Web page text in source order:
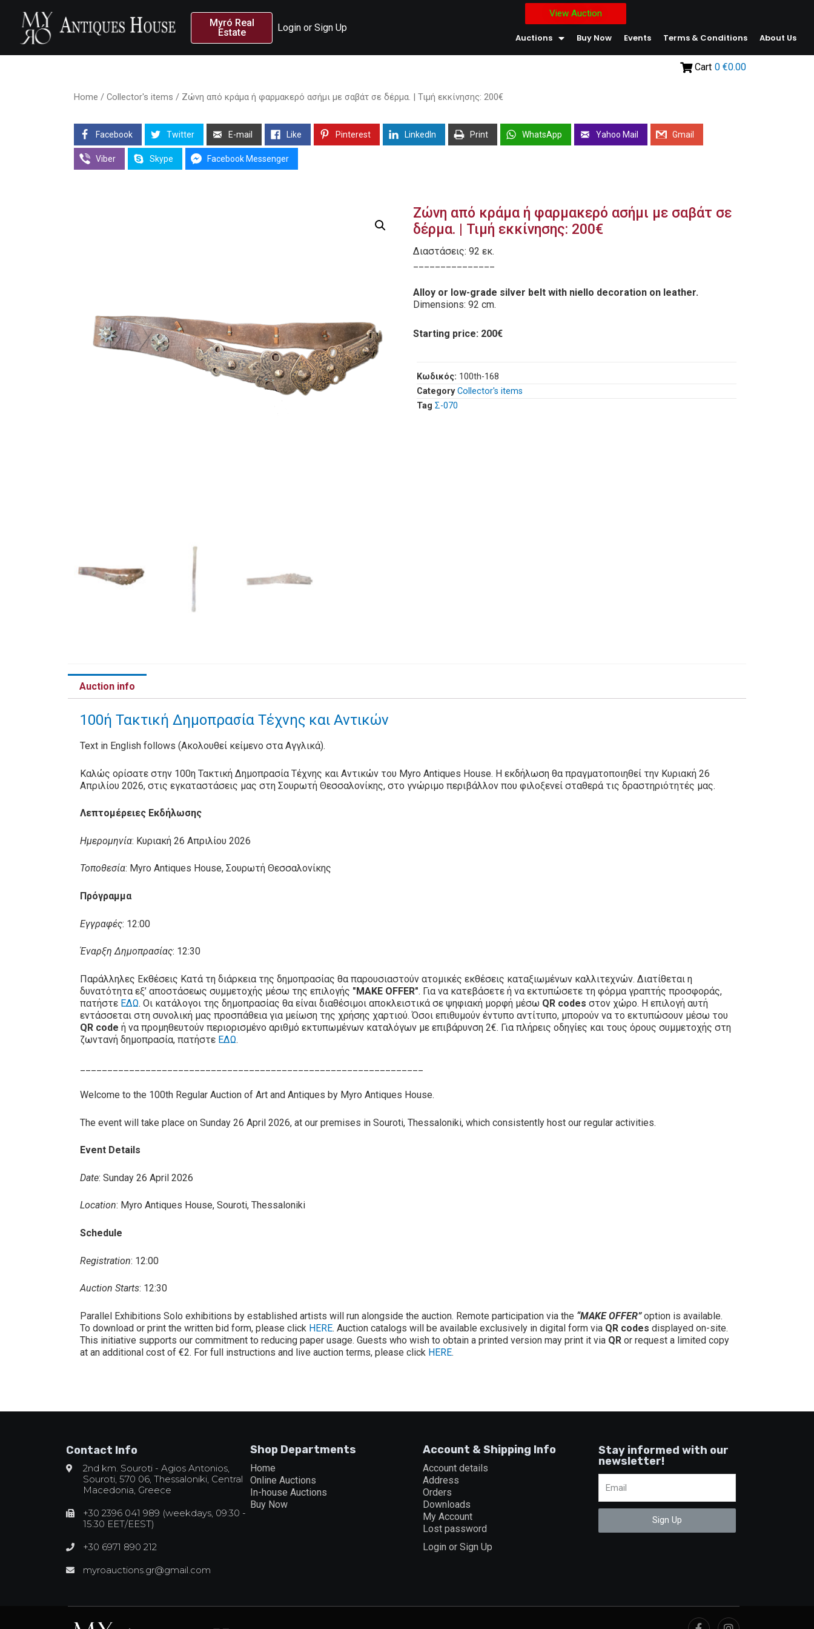
Myró Real
Estate
Login or Sign Up
View Auction
Auctions Buy Now Events Terms & Conditions About Us
Cart 0 €0.00
Home / Collector's items / Ζώνη από κράμα ή φαρμακερό ασήμι με σαβάτ σε δέρμα. | Τιμή εκκίνησης: 200€
Facebook Twitter E-mail Like Pinterest LinkedIn Print WhatsApp Yahoo Mail Gmail
Viber Skype Facebook Messenger
Ζώνη από κράμα ή φαρμακερό ασήμι με σαβάτ σε
δέρμα. | Τιμή εκκίνησης: 200€
Διαστάσεις: 92 εκ.
Alloy or low-grade silver belt with niello decoration on leather.
Dimensions: 92 cm.
Starting price: 200€
Κωδικός: 100th-168
Category Collector's items
Tag Σ-070
Auction info
100ή Τακτική Δημοπρασία Τέχνης και Αντικών
Text in English follows (Ακολουθεί κείμενο στα Αγγλικά).
Καλώς ορίσατε στην 100η Τακτική Δημοπρασία Τέχνης και Αντικών του Myro Antiques House. Η εκδήλωση θα πραγματοποιηθεί την Κυριακή 26
Απριλίου 2026, στις εγκαταστάσεις μας στη Σουρωτή Θεσσαλονίκης, στο γνώριμο περιβάλλον που φιλοξενεί σταθερά τις δραστηριότητές μας.
Λεπτομέρειες Εκδήλωσης
Ημερομηνία: Κυριακή 26 Απριλίου 2026
Τοποθεσία: Myro Antiques House, Σουρωτή Θεσσαλονίκης
Πρόγραμμα
Εγγραφές: 12:00
Έναρξη Δημοπρασίας: 12:30
Παράλληλες Εκθέσεις Κατά τη διάρκεια της δημοπρασίας θα παρουσιαστούν ατομικές εκθέσεις καταξιωμένων καλλιτεχνών. Διατίθεται η
δυνατότητα εξ’ αποστάσεως συμμετοχής μέσω της επιλογής "MAKE OFFER". Για να κατεβάσετε ή να εκτυπώσετε τη φόρμα γραπτής προσφοράς,
πατήστε ΕΔΩ. Οι κατάλογοι της δημοπρασίας θα είναι διαθέσιμοι αποκλειστικά σε ψηφιακή μορφή μέσω QR codes στον χώρο. Η επιλογή αυτή
εντάσσεται στη συνολική μας προσπάθεια για μείωση της χρήσης χαρτιού. Όσοι επιθυμούν έντυπο αντίτυπο, μπορούν να το εκτυπώσουν μέσω του
QR code ή να προμηθευτούν περιορισμένο αριθμό εκτυπωμένων καταλόγων με επιβάρυνση 2€. Για πλήρεις οδηγίες και τους όρους συμμετοχής στη
ζωντανή δημοπρασία, πατήστε ΕΔΩ.
Welcome to the 100th Regular Auction of Art and Antiques by Myro Antiques House.
The event will take place on Sunday 26 April 2026, at our premises in Souroti, Thessaloniki, which consistently host our regular activities.
Event Details
Date: Sunday 26 April 2026
Location: Myro Antiques House, Souroti, Thessaloniki
Schedule
Registration: 12:00
Auction Starts: 12:30
Parallel Exhibitions Solo exhibitions by established artists will run alongside the auction. Remote participation via the “MAKE OFFER”option is available.
To download or print the written bid form, please click HERE. Auction catalogs will be available exclusively in digital form via QR codes displayed on-site.
This initiative supports our commitment to reducing paper usage. Guests who wish to obtain a printed version may print it via QR or request a limited copy
at an additional cost of €2. For full instructions and live auction terms, please click HERE.
Contact Info
2nd km. Souroti - Agios Antonios,
Souroti, 570 06, Thessaloniki, Central
Macedonia, Greece
+30 2396 041 989 (weekdays, 09:30 -
15:30 EET/EEST)
+30 6971 890 212
myroauctions.gr@gmail.com
Shop Departments
Home
Online Auctions
In-house Auctions
Buy Now
Account & Shipping Info
Account details
Address
Orders
Downloads
My Account
Lost password
Login or Sign Up
Stay informed with our
newsletter!
Sign Up